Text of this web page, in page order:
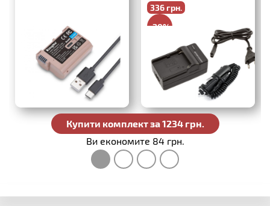
336 грн.
-20%
420 грн.
Купити комплект за 1234 грн.
Ви економите 84 грн.